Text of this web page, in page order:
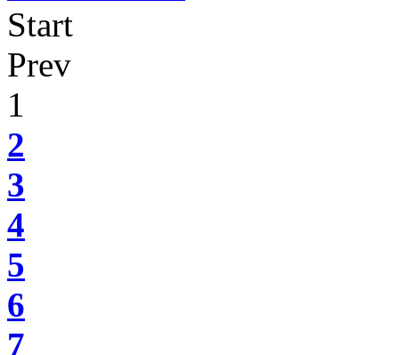
Start
Prev
1
2
3
4
5
6
7